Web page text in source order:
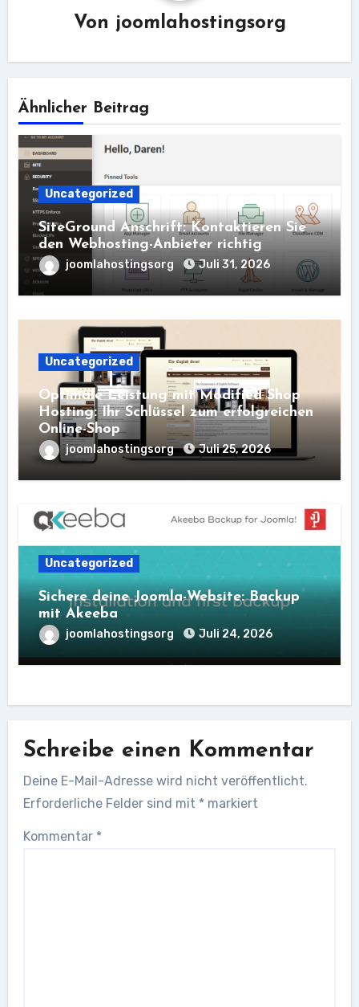
Von joomlahostingsorg
Ähnlicher Beitrag
Uncategorized
SiteGround Anschrift: Kontaktieren Sie
den Webhosting-Anbieter richtig
joomlahostingsorg Juli 31, 2026
Uncategorized
Optimale Leistung mit Modified Shop
Hosting: Ihr Schlüssel zum erfolgreichen
Online-Shop
joomlahostingsorg Juli 25, 2026
Uncategorized
Sichere deine Joomla-Website: Backup
mit Akeeba
joomlahostingsorg Juli 24, 2026
Schreibe einen Kommentar
Deine E-Mail-Adresse wird nicht veröffentlicht.
Erforderliche Felder sind mit * markiert
Kommentar *